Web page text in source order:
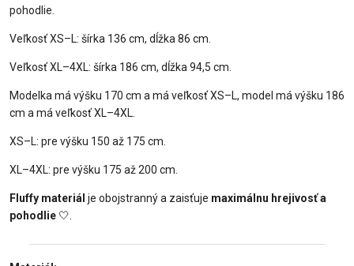
pohodlie.
Veľkosť XS–L: šírka 136 cm, dĺžka 86 cm.
Veľkosť XL–4XL: šírka 186 cm, dĺžka 94,5 cm.
Modelka má výšku 170 cm a má veľkosť XS–L, model má výšku 186
cm a má veľkosť XL–4XL.
XS–L: pre výšku 150 až 175 cm.
XL–4XL: pre výšku 175 až 200 cm.
Fluffy materiál je obojstranný a zaisťuje maximálnu hrejivosť a
pohodlie🤍.